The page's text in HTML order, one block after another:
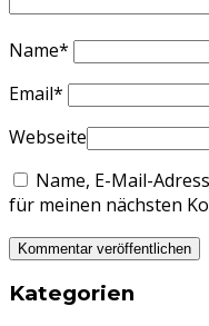
Name*
Email*
Webseite
Name, E-Mail-
für meinen nächsten
Kategorien